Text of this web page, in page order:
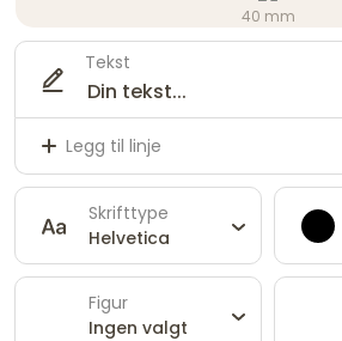
40 mm
Tekst
Legg til linje
Skrifttype
Helvetica
Figur
Ingen valgt